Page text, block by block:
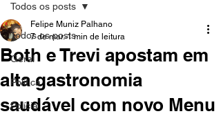
Todos os posts
Geral
Política
Polícia
Todos os posts
Both e Trevi apostam em
alta gastronomia
saudável com novo Menu
Felipe Muniz Palhano
7 de mar. 1 min de leitura